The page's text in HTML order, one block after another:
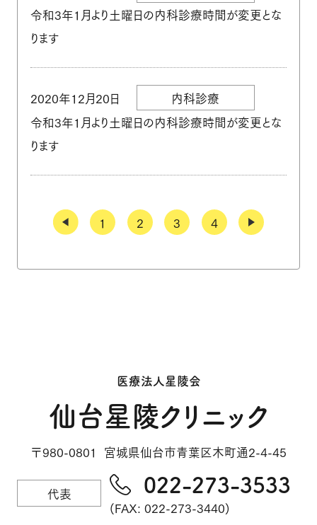
令和3年1月より土曜日の内科診療時間が変更とな
ります
2020年12月20日
内科診療
令和3年1月より土曜日の内科診療時間が変更とな
ります
1 2 3 4
医療法人星陵会
仙台星陵クリニック
〒980-0801 宮城県仙台市青葉区木町通2-4-45
代表 022-273-3533
(FAX: 022-273-3440)